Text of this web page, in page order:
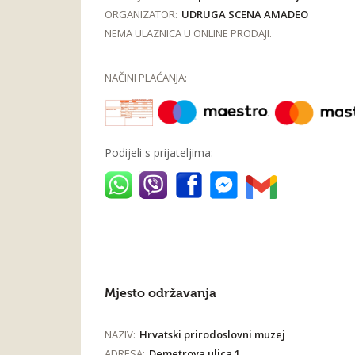
ORGANIZATOR: UDRUGA SCENA AMADEO
NEMA ULAZNICA U ONLINE PRODAJI.
NAČINI PLAĆANJA:
Podijeli s prijateljima:
Mjesto održavanja
NAZIV: Hrvatski prirodoslovni muzej